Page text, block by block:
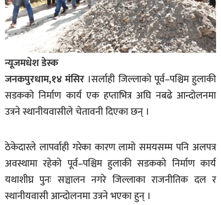
मधेश
विशेष
राजनीति
प्रमुख
समाचार
राष्ट्रिय
अन्तराष्ट्रिय
अर्थ
खेलकुद
मनोरञ्जन
न्यूजमधेश डेस्क
जनकपुरधाम,१४ मंसिर ।सर्लाही जिल्लाको पूर्व–पश्चिम हुलाकी
सडकको निर्माण कार्य एक हप्ताभित्र अघि नबढे आन्दोलनमा
उत्रने स्थानीयवासीले चेतावनी दिएका छन् ।
ठेकेदारले लापर्वाही गरेका कारण लामो समयसम्म पनि अलपत्र
अवस्थामा रहेको पूर्व–पश्चिम हुलाकी सडकको निर्माण कार्य
यथाशीघ्र पुनः सञ्चालन नगरे जिल्लाका राजनीतिक दल र
स्थानीयवासी आन्दोलनमा उत्रने भएका हुन् ।